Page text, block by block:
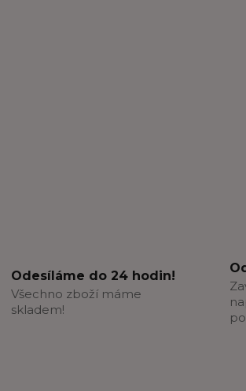
Odesíláme do 24 hodin!
Všechno zboží máme
skladem!